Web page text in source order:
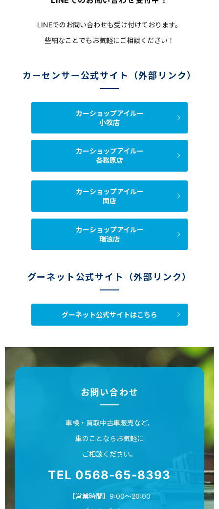
LINEでのお問い合わせも受け付けております。
些細なことでもお気軽にご相談ください！
カーセンサー公式サイト（外部リンク）
カーショップアイルー
小牧店
カーショップアイルー
各務原店
カーショップアイルー
関店
カーショップアイルー
瑞浪店
グーネット公式サイト（外部リンク）
グーネット公式サイトはこちら
お問い合わせ
車検・買取中古車販売など、
車のことならお気軽に
ご相談ください。
TEL 0568-65-8393
【営業時間】9:00～20:00